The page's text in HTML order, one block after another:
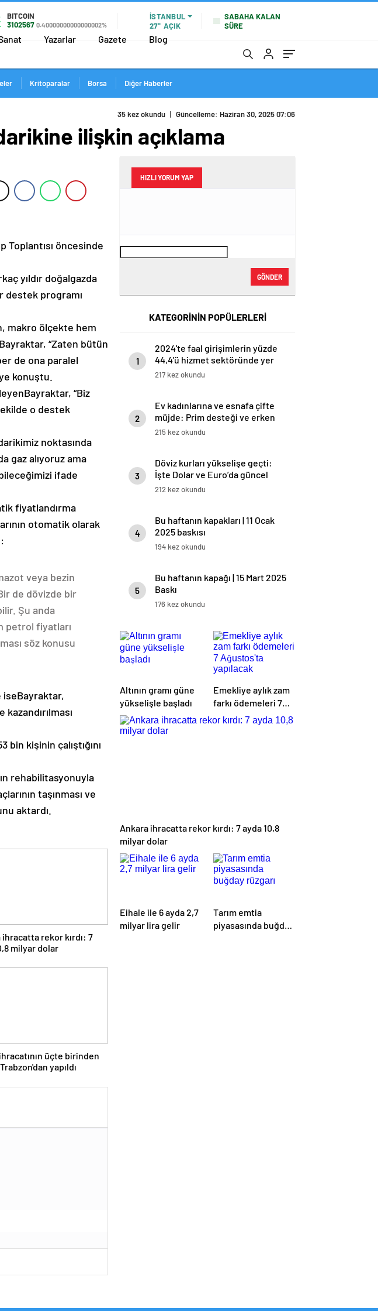
BITCOIN
3102567 0.40000000000000002%
İSTANBUL
27° AÇIK
SABAHA KALAN
SÜRE
Yazarlar Gazete Blog
Kritoparalar Borsa Diğer Haberler
35 kez okundu | Güncelleme: Haziran 30, 2025 07:06
ilişkin açıklama
Toplantısı öncesinde
yıldır doğalgazda
destek programı
makro ölçekte hem
“Zaten bütün
de ona paralel
konuştu.
“Biz
o destek
noktasında
gaz alıyoruz ama
ifade
fiyatlandırma
otomatik olarak
veya bezin
de dövizde bir
Şu anda
petrol fiyatları
söz konusu
iseBayraktar,
kişinin çalıştığını
rehabilitasyonuyla
taşınması ve
aktardı.
ihracatta rekor kırdı: 7
milyar dolar
ihracatının üçte birinden
yapıldı
HIZLI YORUM YAP
GÖNDER
KATEGORİNİN POPÜLERLERİ
1
2024'te faal girişimlerin yüzde
44,4'ü hizmet sektöründe yer
aldı
217 kez okundu
2
Ev kadınlarına ve esnafa çifte
müjde: Prim desteği ve erken
emeklilik aynı anda gelecek
215 kez okundu
3
Döviz kurları yükselişe geçti:
İşte Dolar ve Euro’da güncel
rakamlar
212 kez okundu
4
Bu haftanın kapakları | 11 Ocak
2025 baskısı
194 kez okundu
5
Bu haftanın kapağı | 15 Mart 2025
Baskı
176 kez okundu
Altının gramı güne
yükselişle başladı
Emekliye aylık zam
farkı ödemeleri 7
Ağustos'ta
Ankara ihracatta rekor kırdı: 7 ayda 10,8
milyar dolar
Eihale ile 6 ayda 2,7
milyar lira gelir
Tarım emtia
piyasasında buğday